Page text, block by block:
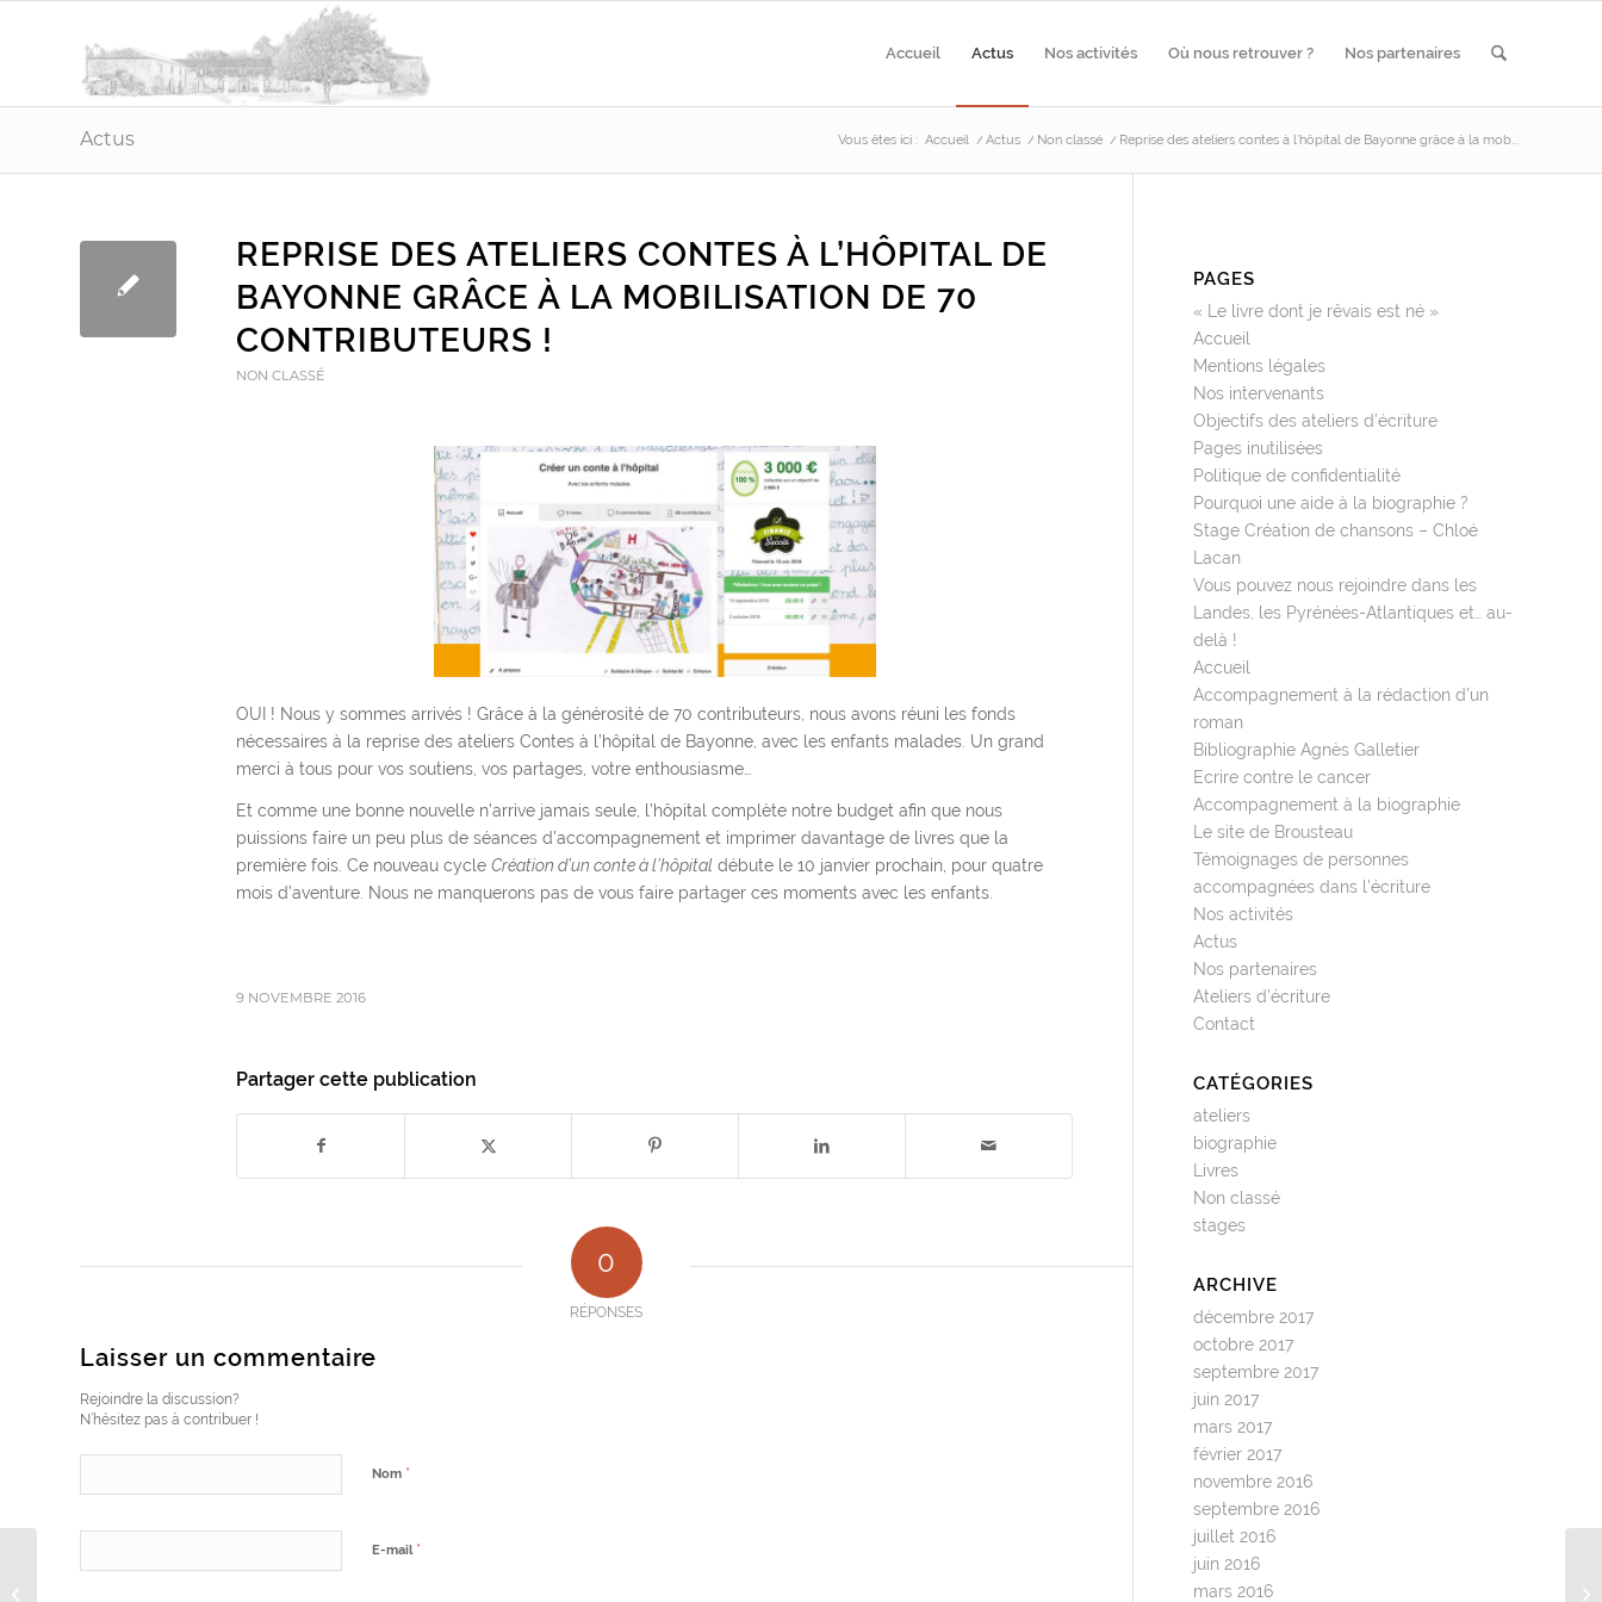
Accueil Actus Nos activités Où nous retrouver ? Nos partenaires
Actus Vous êtes ici : Accueil / Actus / Non classé / Reprise des ateliers contes à l’hôpital de Bayonne grâce à la mob...
REPRISE DES ATELIERS CONTES À L’HÔPITAL DE
BAYONNE GRÂCE À LA MOBILISATION DE 70
CONTRIBUTEURS !
NON CLASSÉ
OUI ! Nous y sommes arrivés ! Grâce à la générosité de 70 contributeurs, nous avons réuni les fonds
nécessaires à la reprise des ateliers Contes à l’hôpital de Bayonne, avec les enfants malades. Un grand
merci à tous pour vos soutiens, vos partages, votre enthousiasme…
Et comme une bonne nouvelle n’arrive jamais seule, l’hôpital complète notre budget afin que nous
puissions faire un peu plus de séances d’accompagnement et imprimer davantage de livres que la
première fois. Ce nouveau cycle Création d’un conte à l’hôpital débute le 10 janvier prochain, pour quatre
mois d’aventure. Nous ne manquerons pas de vous faire partager ces moments avec les enfants.
9 NOVEMBRE 2016
Partager cette publication
0
RÉPONSES
Laisser un commentaire
Rejoindre la discussion?
N’hésitez pas à contribuer !
Nom *
E-mail *
PAGES
« Le livre dont je rêvais est né »
Accueil
Mentions légales
Nos intervenants
Objectifs des ateliers d’écriture
Pages inutilisées
Politique de confidentialité
Pourquoi une aide à la biographie ?
Stage Création de chansons – Chloé
Lacan
Vous pouvez nous rejoindre dans les
Landes, les Pyrénées-Atlantiques et… au-
delà !
Accueil
Accompagnement à la rédaction d’un
roman
Bibliographie Agnès Galletier
Ecrire contre le cancer
Accompagnement à la biographie
Le site de Brousteau
Témoignages de personnes
accompagnées dans l’écriture
Nos activités
Actus
Nos partenaires
Ateliers d’écriture
Contact
CATÉGORIES
ateliers
biographie
Livres
Non classé
stages
ARCHIVE
décembre 2017
octobre 2017
septembre 2017
juin 2017
mars 2017
février 2017
novembre 2016
septembre 2016
juillet 2016
juin 2016
mars 2016
Ehpad de Nay, remise des